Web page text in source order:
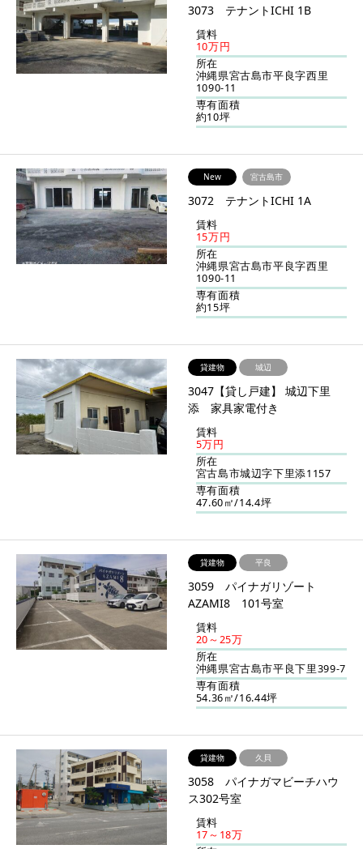
3073 テナントICHI 1B
賃料
10万円
所在
沖縄県宮古島市平良字西里
1090-11
専有面積
約10坪
New 宮古島市
3072 テナントICHI 1A
賃料
15万円
所在
沖縄県宮古島市平良字西里
1090-11
専有面積
約15坪
貸建物 城辺
3047【貸し戸建】 城辺下里
添 家具家電付き
賃料
5万円
所在
宮古島市城辺字下里添1157
専有面積
47.60㎡/14.4坪
貸建物 平良
3059 パイナガリゾート
AZAMI8 101号室
賃料
20～25万
所在
沖縄県宮古島市平良下里399-7
専有面積
54.36㎡/16.44坪
貸建物 久貝
3058 パイナガマビーチハウ
ス302号室
賃料
17～18万